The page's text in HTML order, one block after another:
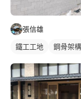
張信雄
鐵工工地 鋼骨架構